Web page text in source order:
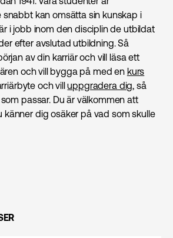
kan omsätta sin kunskap i
i jobb inom den disciplin de utbildat
efter avslutad utbildning. Så
av din karriär och vill läsa ett
och vill bygga på med en kurs
och villuppgradera dig, så
passar. Du är välkommen att
känner dig osäker på vad som skulle